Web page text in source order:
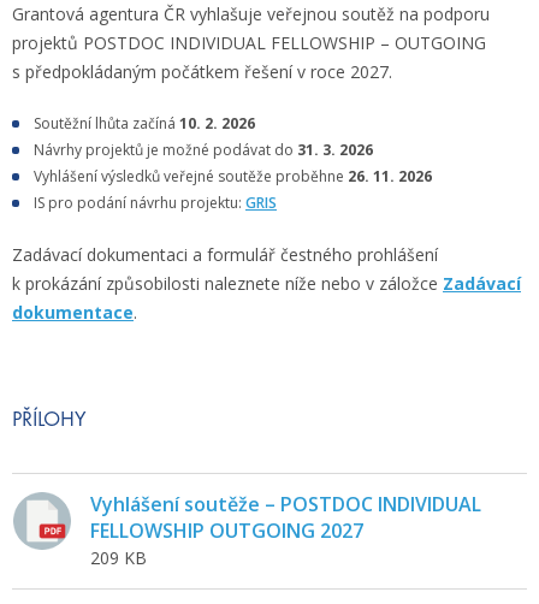
Grantová agentura ČR vyhlašuje veřejnou soutěž na podporu
projektů POSTDOC INDIVIDUAL FELLOWSHIP – OUTGOING
s předpokládaným počátkem řešení v roce 2027.
Soutěžní lhůta začíná 10. 2. 2026
Návrhy projektů je možné podávat do 31. 3. 2026
Vyhlášení výsledků veřejné soutěže proběhne 26. 11. 2026
IS pro podání návrhu projektu: GRIS
Zadávací dokumentaci a formulář čestného prohlášení
k prokázání způsobilosti naleznete níže nebo v záložce Zadávací
dokumentace.
PŘÍLOHY
Vyhlášení soutěže – POSTDOC INDIVIDUAL
FELLOWSHIP OUTGOING 2027
209 KB